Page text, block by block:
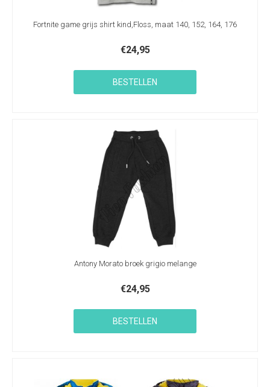
Fortnite game grijs shirt kind,Floss, maat 140, 152, 164, 176
€24,95
BESTELLEN
Antony Morato broek grigio melange
€24,95
BESTELLEN